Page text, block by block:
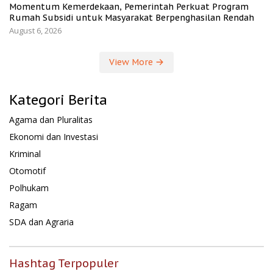
Momentum Kemerdekaan, Pemerintah Perkuat Program
Rumah Subsidi untuk Masyarakat Berpenghasilan Rendah
August 6, 2026
View More
Kategori Berita
Agama dan Pluralitas
Ekonomi dan Investasi
Kriminal
Otomotif
Polhukam
Ragam
SDA dan Agraria
Hashtag Terpopuler